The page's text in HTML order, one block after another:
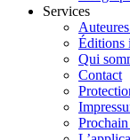
Services
Éditions
Qui
Contact